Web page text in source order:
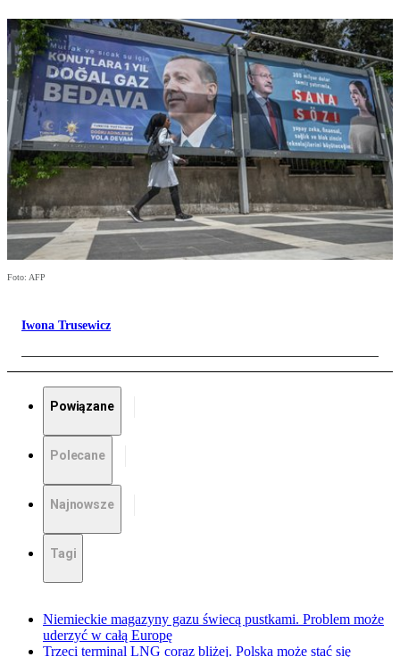
Foto: AFP
Iwona Trusewicz
Powiązane
Polecane
Najnowsze
Tagi
Niemieckie magazyny gazu świecą pustkami. Problem może
uderzyć w całą Europę
Trzeci terminal LNG coraz bliżej. Polska może stać się